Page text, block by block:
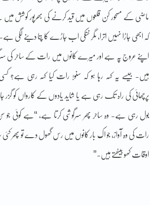
ماضی کے مسحور کن قلعوں میں قید کرنے کی بھرپور کوشش
کہ ابھی جاڑا نہیں اترا، مگر خنکی اب جاڑے کا پتا دینے لگی ہے-
اپنے عروج پہ ہے اور میرے کانوں میں رات کے ساحر کی
ہیں- جیسے یہ کہہ رہا ہو کہ سنو! رات کیا کہہ رہی ہے؟
پرچھائی کی راہ تک رہی ہے یا شاید یادوں کے کارواں کو گزر
بول رہی ہے- وہ ساحر پھر سرگوشی کرتا ہے، “ہے کوئی جو
رات کی وہ آواز، جو اک بار کانوں میں رس گھول دے تو پھر کئی
اوقات کھو بیٹھتے ہیں-”